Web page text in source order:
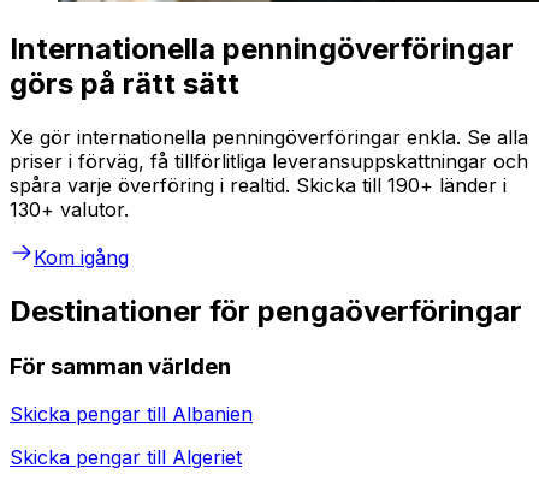
Internationella penningöverföringar
görs på rätt sätt
Xe gör internationella penningöverföringar enkla. Se alla
priser i förväg, få tillförlitliga leveransuppskattningar och
spåra varje överföring i realtid. Skicka till 190+ länder i
130+ valutor.
Kom igång
Destinationer för pengaöverföringar
För samman världen
Skicka pengar till Albanien
Skicka pengar till Algeriet